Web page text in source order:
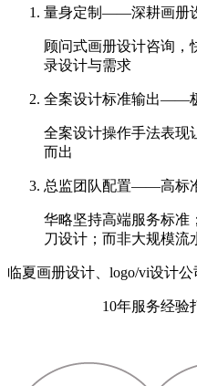
量身定制——深耕画册
顾问式画册设计咨询，
录设计与需求
全案设计标准输出——
全案设计操作手法表现
而出
总监团队配置——高标
华略坚持高端服务标准
刀设计；而非大规模流
临夏画册设计、logo/vi设计
10年服务经验